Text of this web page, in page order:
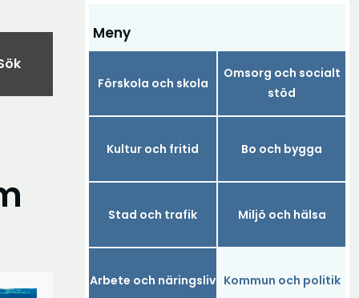
Meny
Förskola och skola
Omsorg och socialt
stöd
Kultur och fritid Bo och bygga
Stad och trafik Miljö och hälsa
Arbete och näringsliv Kommun och politik